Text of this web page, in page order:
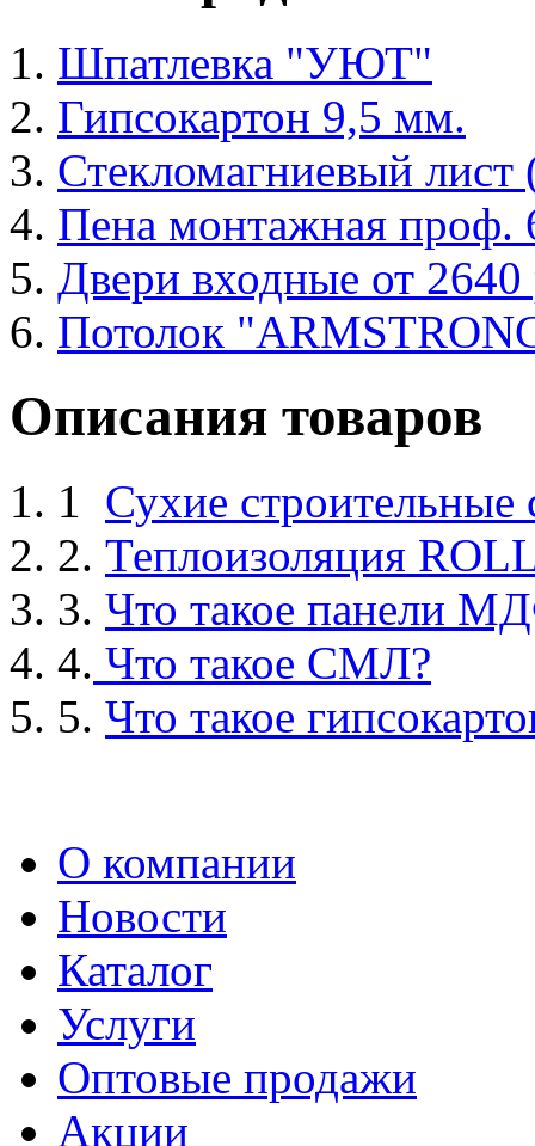
Шпатлевка "УЮТ"
Гипсокартон 9,5 мм.
Стекломагниевый
Пена монтажная проф.
Двери входные от 2640
Потолок
Описания товаров
1 Сухие
2. Теплоизоляция
3. Что такое панели
4. Что такое СМЛ?
5. Что такое
О компании
Новости
Каталог
Услуги
Оптовые продажи
Акции